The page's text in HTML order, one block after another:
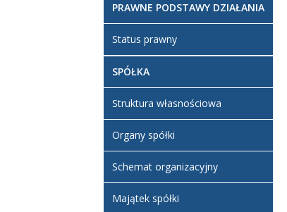
PRAWNE PODSTAWY DZIAŁANIA
Status prawny
SPÓŁKA
Struktura własnościowa
Organy spółki
Schemat organizacyjny
Majątek spółki